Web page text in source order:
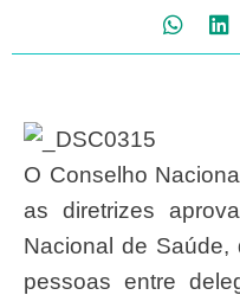
O Conselho Nacional de Saúde (CNS) validou
as diretrizes
Nacional de Saúde,
pessoas entre